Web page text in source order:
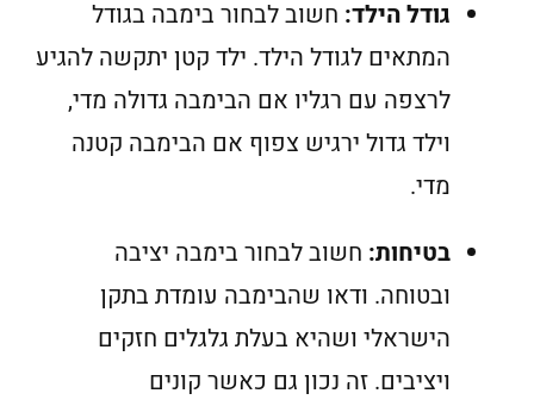
גודל הילד: חשוב לבחור בימבה בגודל
המתאים לגודל הילד. ילד קטן יתקשה להגיע
לרצפה עם רגליו אם הבימבה גדולה מדי,
וילד גדול ירגיש צפוף אם הבימבה קטנה
מדי.
בטיחות: חשוב לבחור בימבה יציבה
ובטוחה. ודאו שהבימבה עומדת בתקן
הישראלי ושהיא בעלת גלגלים חזקים
ויציבים. זה נכון גם כאשר קונים